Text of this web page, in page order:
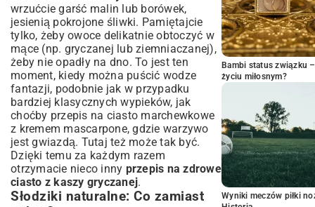
wrzućcie garść malin lub borówek,
jesienią pokrojone śliwki. Pamiętajcie
tylko, żeby owoce delikatnie obtoczyć w
mące (np. gryczanej lub ziemniaczanej),
żeby nie opadły na dno. To jest ten
moment, kiedy można puścić wodze
fantazji, podobnie jak w przypadku
bardziej klasycznych wypieków, jak
choćby przepis na ciasto marchewkowe
z kremem mascarpone, gdzie warzywo
jest gwiazdą. Tutaj też może tak być.
Dzięki temu za każdym razem
otrzymacie nieco inny przepis na zdrowe
ciasto z kaszy gryczanej.
Słodziki naturalne: Co zamiast
Bambi status związku
życiu miłosnym?
Wyniki meczów piłki